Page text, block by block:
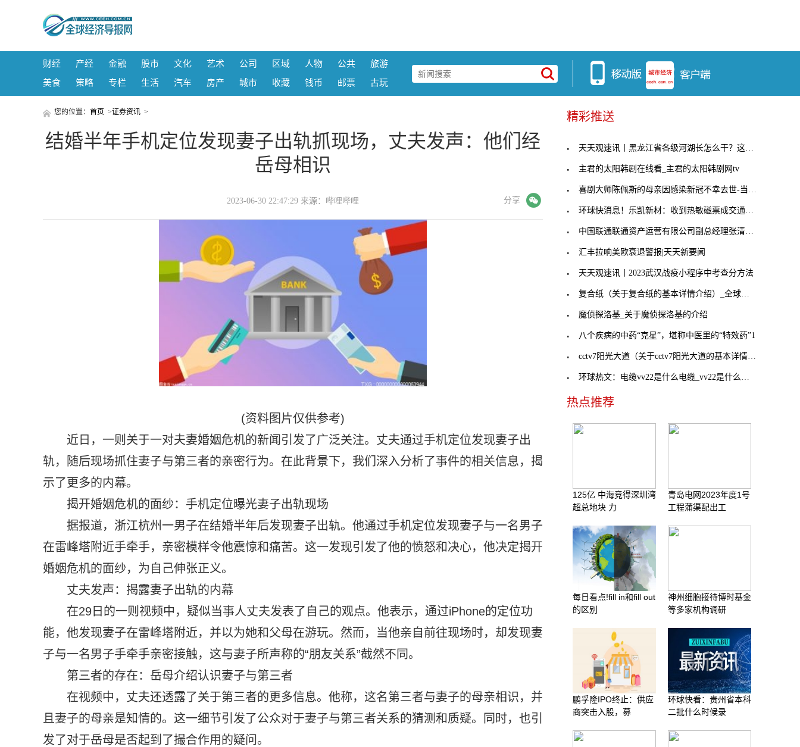
财经 产经 金融 股市 文化 艺术 公司 区域 人物 公共
旅游
美食
策略 专栏 生活 汽车 房产 城市 收藏 钱币 邮票 古玩
您的位置： 首页 >证券资讯 >
结婚半年手机定位发现妻子出轨抓现场，丈夫发声：他们经
岳母相识
2023-06-30 22:47:29 来源：哔哩哔哩 分享
(资料图片仅供参考)
近日，一则关于一对夫妻婚姻危机的新闻引发了广泛关注。丈夫通过手机定位发现妻子出
轨，随后现场抓住妻子与第三者的亲密行为。在此背景下，我们深入分析了事件的相关信息，揭
示了更多的内幕。
揭开婚姻危机的面纱：手机定位曝光妻子出轨现场
据报道，浙江杭州一男子在结婚半年后发现妻子出轨。他通过手机定位发现妻子与一名男子
在雷峰塔附近手牵手，亲密模样令他震惊和痛苦。这一发现引发了他的愤怒和决心，他决定揭开
婚姻危机的面纱，为自己伸张正义。
丈夫发声：揭露妻子出轨的内幕
在29日的一则视频中，疑似当事人丈夫发表了自己的观点。他表示，通过iPhone的定位功
能，他发现妻子在雷峰塔附近，并以为她和父母在游玩。然而，当他亲自前往现场时，却发现妻
子与一名男子手牵手亲密接触，这与妻子所声称的“朋友关系”截然不同。
第三者的存在：岳母介绍认识妻子与第三者
在视频中，丈夫还透露了关于第三者的更多信息。他称，这名第三者与妻子的母亲相识，并
且妻子的母亲是知情的。这一细节引发了公众对于妻子与第三者关系的猜测和质疑。同时，也引
发了对于岳母是否起到了撮合作用的疑问。
精彩推送
天天观速讯丨黑龙江省各级河湖长怎么干？这项《细则
主君的太阳韩剧在线看_主君的太阳韩剧网tv
喜剧大师陈佩斯的母亲因感染新冠不幸去世-当前热讯
环球快消息！乐凯新材：收到热敏磁票成交通知书
中国联通联通资产运营有限公司副总经理张清贵被查
汇丰拉响美欧衰退警报|天天新要闻
天天观速讯丨2023武汉战疫小程序中考查分方法
复合纸（关于复合纸的基本详情介绍）_全球报道
魔侦探洛基_关于魔侦探洛基的介绍
八个疾病的中药“克星”，堪称中医里的“特效药”1
cctv7阳光大道（关于cctv7阳光大道的基本详情介绍）
环球热文：电缆vv22是什么电缆_vv22是什么电缆
热点推荐
125亿 中海竞得深圳湾
超总地块 力
青岛电网2023年度1号
工程蒲渠配出工
每日看点!fill in和fill out
的区别
神州细胞接待博时基金
等多家机构调研
鹏孚隆IPO终止：供应
商突击入股，募
环球快看：贵州省本科
二批什么时候录